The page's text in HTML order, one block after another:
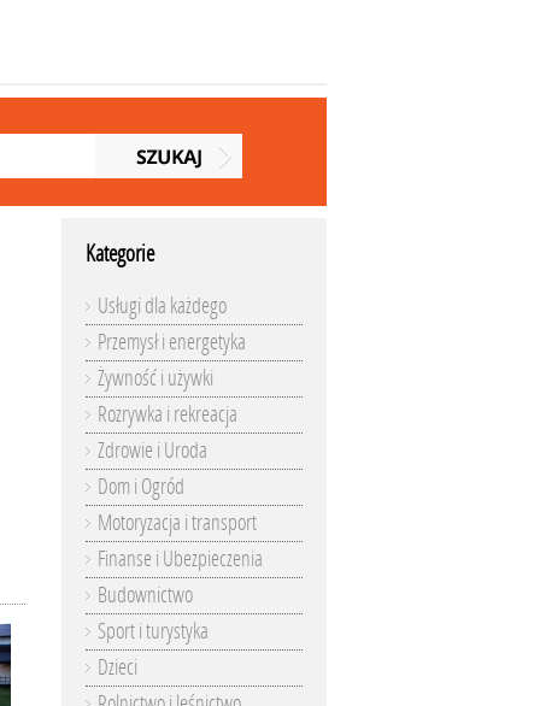
Kategorie
Usługi dla każdego
Przemysł i energetyka
Żywność i używki
Rozrywka i rekreacja
Zdrowie i Uroda
Dom i Ogród
Motoryzacja i transport
Finanse i Ubezpieczenia
Budownictwo
Sport i turystyka
Dzieci